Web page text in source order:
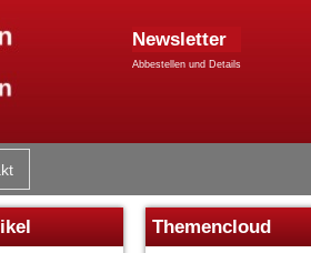
Newsletter
Abbestellen und Details
Themencloud